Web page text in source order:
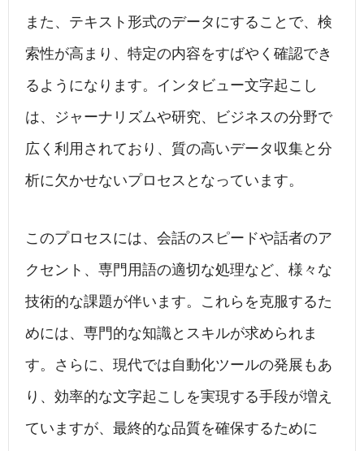
また、テキスト形式のデータにすることで、検
索性が高まり、特定の内容をすばやく確認でき
るようになります。インタビュー文字起こし
は、ジャーナリズムや研究、ビジネスの分野で
広く利用されており、質の高いデータ収集と分
析に欠かせないプロセスとなっています。
このプロセスには、会話のスピードや話者のア
クセント、専門用語の適切な処理など、様々な
技術的な課題が伴います。これらを克服するた
めには、専門的な知識とスキルが求められま
す。さらに、現代では自動化ツールの発展もあ
り、効率的な文字起こしを実現する手段が増え
ていますが、最終的な品質を確保するために